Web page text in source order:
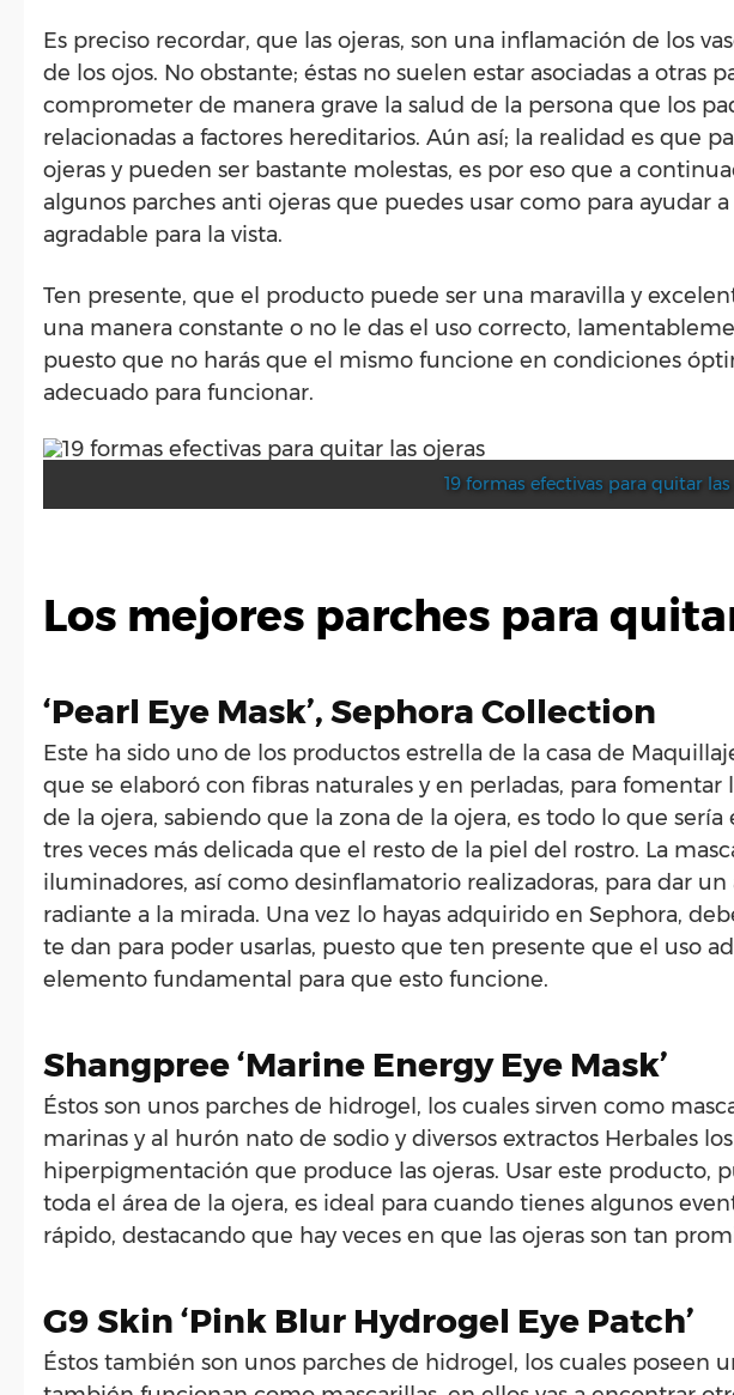
Es preciso recordar, que las ojeras, son una inflamación de los
de los ojos. No obstante; éstas no suelen estar asociadas a otras
comprometer de manera grave la salud de la persona que los
relacionadas a factores hereditarios. Aún así; la realidad es que
ojeras y pueden ser bastante molestas, es por eso que a
algunos parches anti ojeras que puedes usar como para ayudar
agradable para la vista.
Ten presente, que el producto puede ser una maravilla y
una manera constante o no le das el uso correcto,
puesto que no harás que el mismo funcione en condiciones
adecuado para funcionar.
19 formas efectivas para quitar las
Los mejores parches para
‘Pearl Eye Mask’, Sephora Collection
Este ha sido uno de los productos estrella de la casa de
que se elaboró con fibras naturales y en perladas, para
de la ojera, sabiendo que la zona de la ojera, es todo lo que
tres veces más delicada que el resto de la piel del rostro. La
iluminadores, así como desinflamatorio realizadoras, para dar
radiante a la mirada. Una vez lo hayas adquirido en Sephora,
te dan para poder usarlas, puesto que ten presente que el uso
elemento fundamental para que esto funcione.
Shangpree ‘Marine Energy Eye Mask’
Éstos son unos parches de hidrogel, los cuales sirven como
marinas y al hurón nato de sodio y diversos extractos Herbales
hiperpigmentación que produce las ojeras. Usar este producto,
toda el área de la ojera, es ideal para cuando tienes algunos
rápido, destacando que hay veces en que las ojeras son tan
G9 Skin ‘Pink Blur Hydrogel Eye Patch’
Éstos también son unos parches de hidrogel, los cuales poseen